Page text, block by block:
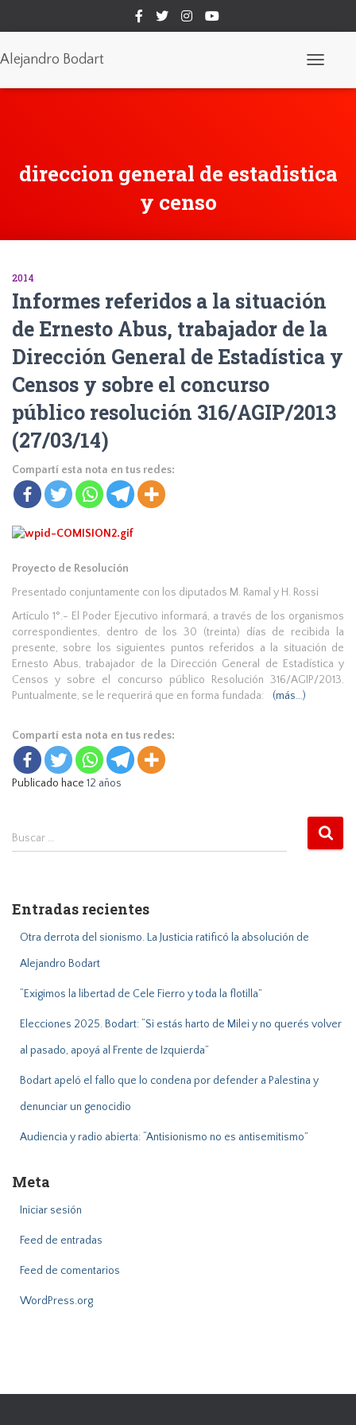
Alejandro Bodart
direccion general de estadistica
y censo
2014
Informes referidos a la situación
de Ernesto Abus, trabajador de la
Dirección General de Estadística y
Censos y sobre el concurso
público resolución 316/AGIP/2013
(27/03/14)
Compartí esta nota en tus redes:
Proyecto de Resolución
Presentado conjuntamente con los diputados M. Ramal y H. Rossi
Artículo 1°.- El Poder Ejecutivo informará, a través de los organismos
correspondientes, dentro de los 30 (treinta) días de recibida la
presente, sobre los siguientes puntos referidos a la situación de
Ernesto Abus, trabajador de la Dirección General de Estadística y
Censos y sobre el concurso público Resolución 316/AGIP/2013.
Puntualmente, se le requerirá que en forma fundada:
(más…)
Compartí esta nota en tus redes:
Publicado hace 12 años
B
r
Buscar …
Entradas recientes
Otra derrota del sionismo. La Justicia ratificó la absolución de
Alejandro Bodart
“Exigimos la libertad de Cele Fierro y toda la flotilla”
Elecciones 2025. Bodart: “Si estás harto de Milei y no querés volver
al pasado, apoyá al Frente de Izquierda”
Bodart apeló el fallo que lo condena por defender a Palestina y
denunciar un genocidio
Audiencia y radio abierta: “Antisionismo no es antisemitismo”
Meta
Iniciar sesión
Feed de entradas
Feed de comentarios
WordPress.org